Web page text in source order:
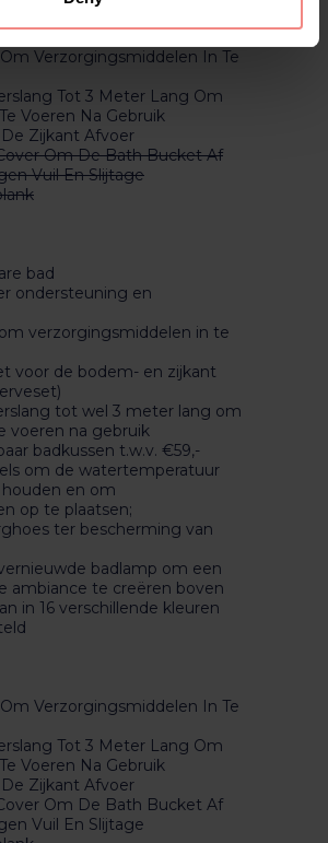
Verzorgingsmiddelen In Te
Tot 3 Meter Lang Om
Voeren Na Gebruik
Zijkant Afvoer
Om De Bath Bucket Af
Vuil En Slijtage
bad
ondersteuning en
verzorgingsmiddelen in te
voor de bodem- en zijkant
tot wel 3 meter lang om
voeren na gebruik
badkussen t.w.v. €59,-
om de watertemperatuur
en om
op te plaatsen;
ter bescherming van
badlamp om een
ambiance te creëren boven
in 16 verschillende kleuren
Verzorgingsmiddelen In Te
Tot 3 Meter Lang Om
Voeren Na Gebruik
Zijkant Afvoer
Om De Bath Bucket Af
Vuil En Slijtage